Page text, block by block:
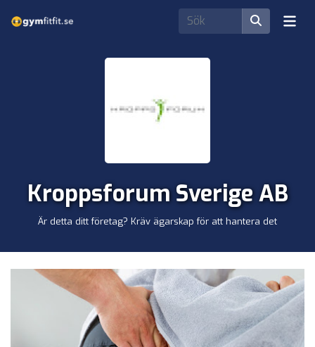
Kroppsforum Sverige AB
Är detta ditt företag? Kräv ägarskap för att hantera det